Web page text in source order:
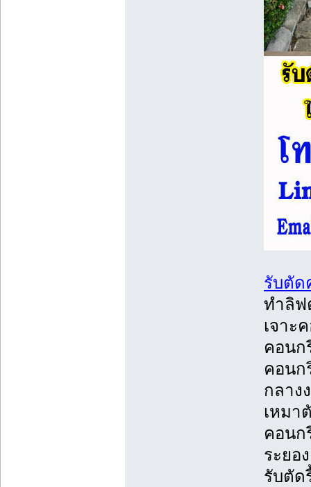
รับตัด
ทำลิฟ
เจาะ
คอนก
คอนก
กลาง
เหมา
คอนก
ระยอ
รับตัด